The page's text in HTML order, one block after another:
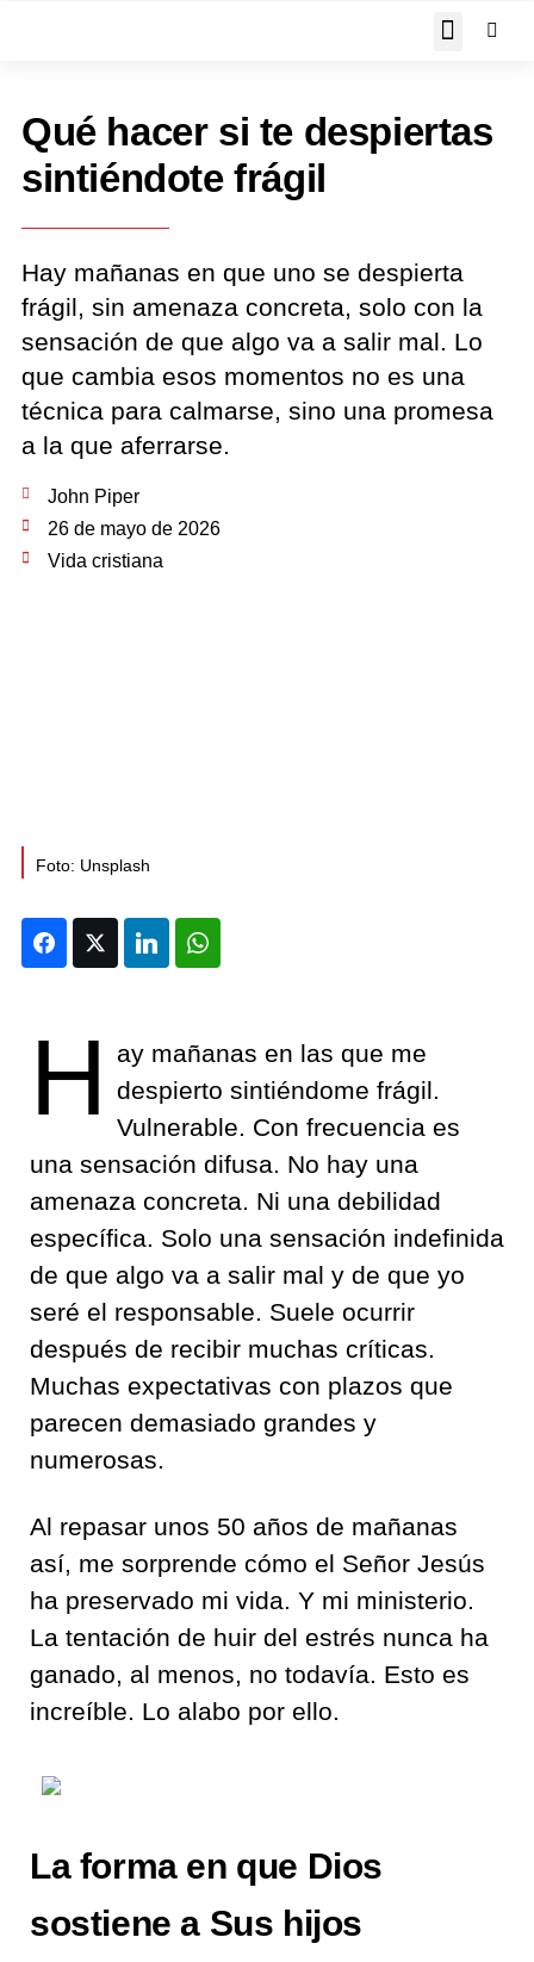
Qué hacer si te despiertas
sintiéndote frágil
Hay mañanas en que uno se despierta
frágil, sin amenaza concreta, solo con la
sensación de que algo va a salir mal. Lo
que cambia esos momentos no es una
técnica para calmarse, sino una promesa
a la que aferrarse.
John Piper
26 de mayo de 2026
Vida cristiana
Foto: Unsplash
FacebookTwitter LinkedIn
H
ay mañanas en las que me
despierto sintiéndome frágil.
Vulnerable. Con frecuencia es
una sensación difusa. No hay una
amenaza concreta. Ni una debilidad
específica. Solo una sensación indefinida
de que algo va a salir mal y de que yo
seré el responsable. Suele ocurrir
después de recibir muchas críticas.
Muchas expectativas con plazos que
parecen demasiado grandes y
numerosas.
Al repasar unos 50 años de mañanas
así, me sorprende cómo el Señor Jesús
ha preservado mi vida. Y mi ministerio.
La tentación de huir del estrés nunca ha
ganado, al menos, no todavía. Esto es
increíble. Lo alabo por ello.
La forma en que Dios
sostiene a Sus hijos